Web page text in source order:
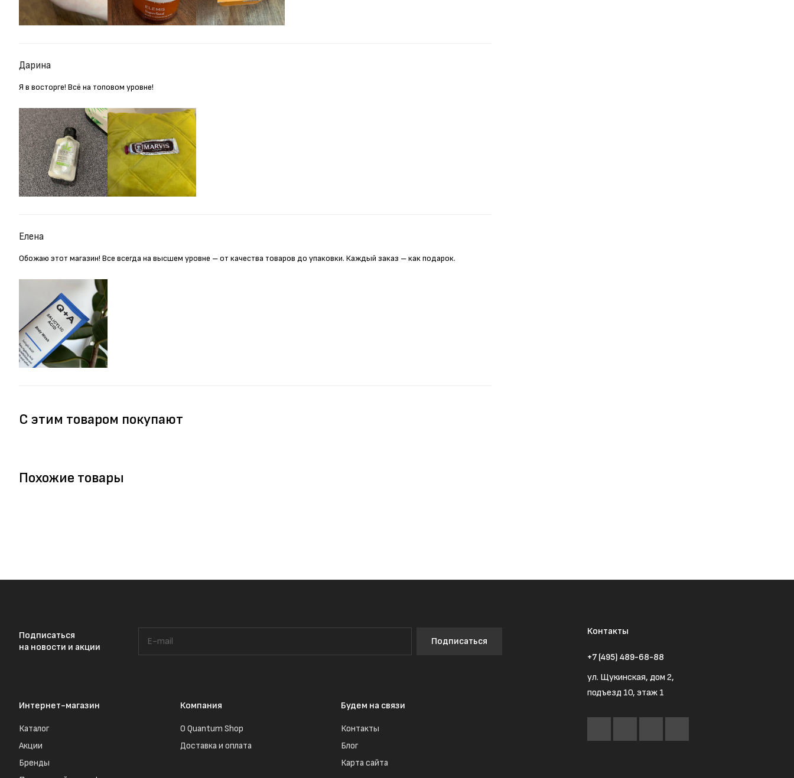
Дарина
Я в восторге! Всё на топовом уровне!
Елена
Обожаю этот магазин! Все всегда на высшем уровне – от качества товаров до упаковки. Каждый заказ – как подарок.
С этим товаром покупают
Похожие товары
Подписаться
на новости и акции
Подписаться
Интернет-магазин
Каталог
Акции
Бренды
Компания
О Quantum Shop
Доставка и оплата
Будем на связи
Контакты
Блог
Карта сайта
Контакты
+7 (495) 489-68-88
ул. Щукинская, дом 2,
подъезд 10, этаж 1